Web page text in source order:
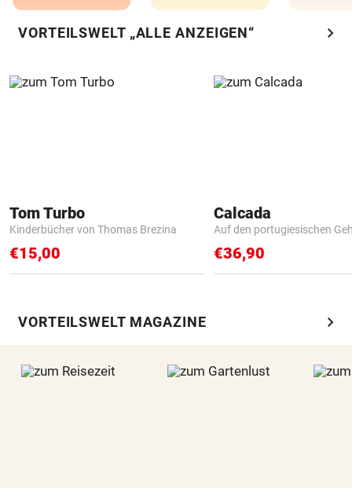
VORTEILSWELT „ALLE ANZEIGEN“ chevron_right
Tom Turbo
Kinderbücher von Thomas Brezina
€15,00
Calcada
Auf den portugiesischen
€36,90
VORTEILSWELT MAGAZINE chevron_right